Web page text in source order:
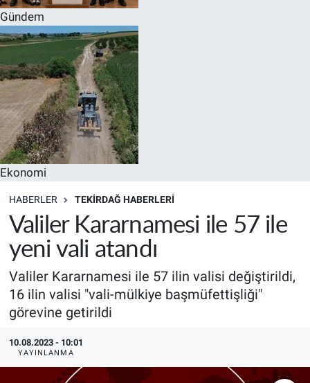
Gündem
Ekonomi
HABERLER TEKIRDAĞ HABERLERI
Valiler Kararnamesi ile 57 ile
yeni vali atandı
Valiler Kararnamesi ile 57 ilin valisi değiştirildi,
16 ilin valisi "vali-mülkiye başmüfettişliği"
görevine getirildi
10.08.2023 - 10:01
YAYINLANMA